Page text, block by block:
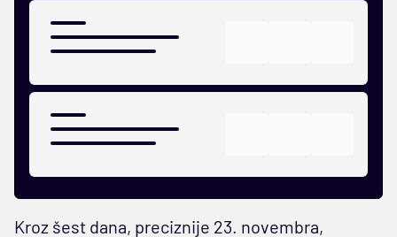
Kroz šest dana, preciznije 23. novembra,